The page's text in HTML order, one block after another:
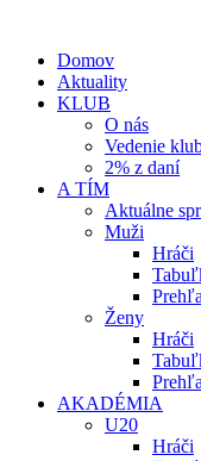
Domov
Aktuality
KLUB
O nás
Vedenie
2% z daní
A TÍM
Aktuálne
Muži
Hráči
Ženy
Hráči
AKADÉMIA
U20
Hráči